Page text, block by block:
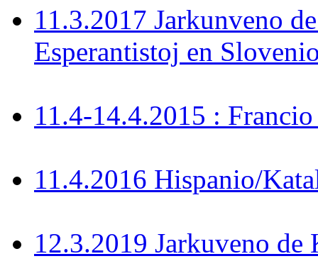
11.3.2017 Jarkunveno
Esperantistoj en
11.4-14.4.2015 :
11.4.2016 Hispanio/
12.3.2019 Jarkuveno de